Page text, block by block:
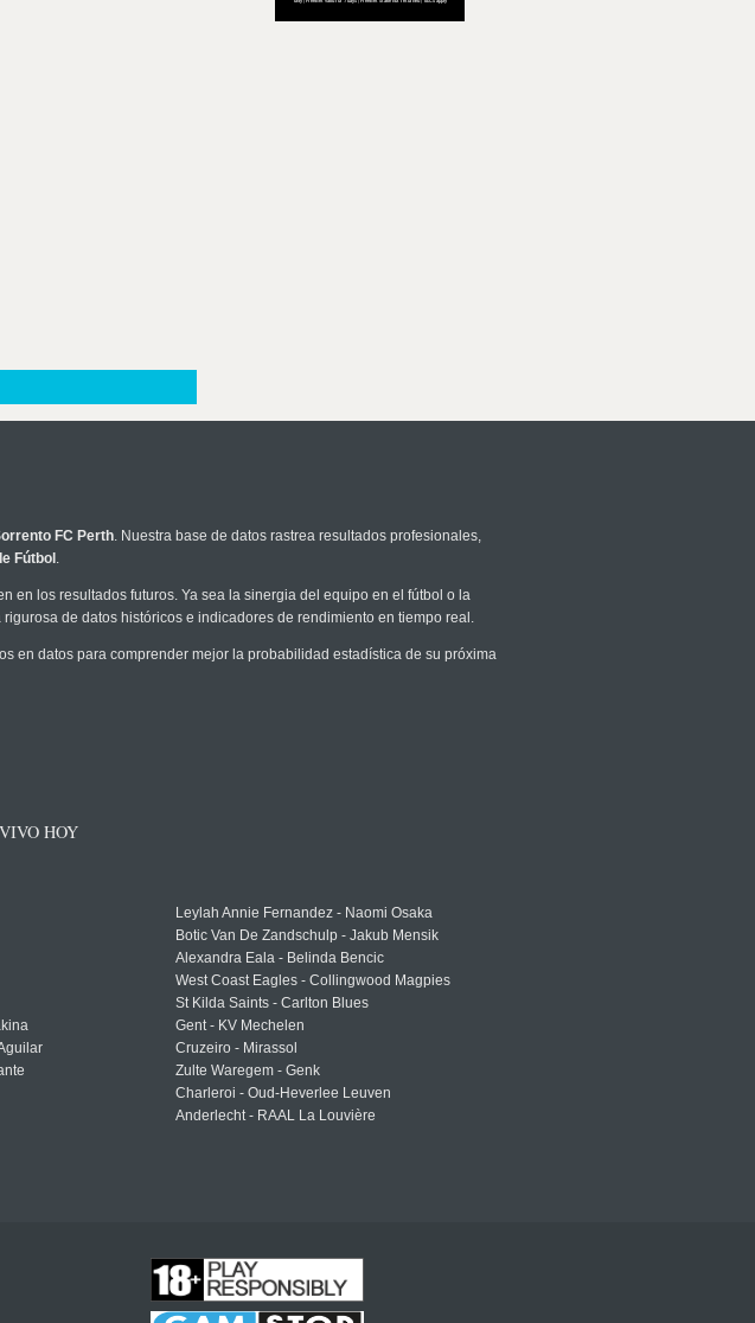
FC Perth. Nuestra base de datos rastrea resultados profesionales,
Fútbol .
en los resultados futuros. Ya sea la sinergia del equipo en el fútbol o la
de datos históricos e indicadores de rendimiento en tiempo real.
en datos para comprender mejor la probabilidad estadística de su próxima
HOY
Leylah Annie Fernandez - Naomi Osaka
Botic Van De Zandschulp - Jakub Mensik
Alexandra Eala - Belinda Bencic
West Coast Eagles - Collingwood Magpies
St Kilda Saints - Carlton Blues
Gent - KV Mechelen
Cruzeiro - Mirassol
Zulte Waregem - Genk
Charleroi - Oud-Heverlee Leuven
Anderlecht - RAAL La Louvière